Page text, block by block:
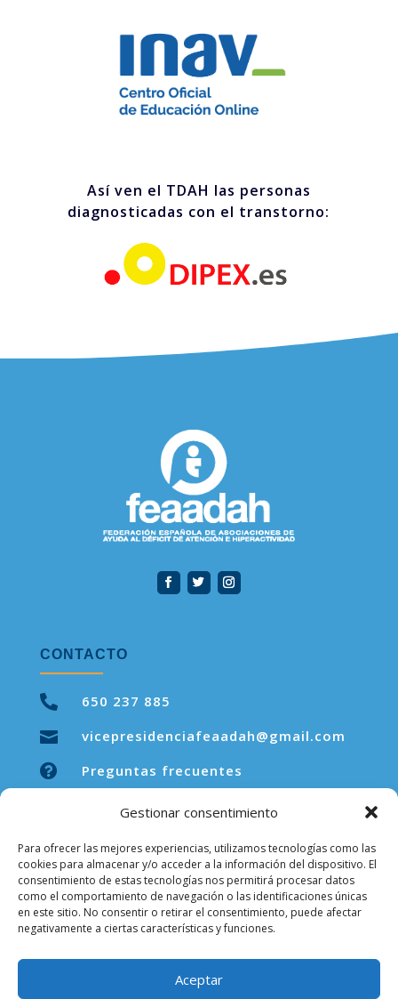
Gestionar consentimiento
Para ofrecer las mejores experiencias, utilizamos tecnologías como las
cookies para almacenar y/o acceder a la información del dispositivo. El
consentimiento de estas tecnologías nos permitirá procesar datos
como el comportamiento de navegación o las identificaciones únicas
en este sitio. No consentir o retirar el consentimiento, puede afectar
negativamente a ciertas características y funciones.
Aceptar
Así ven el TDAH las personas
diagnosticadas con el transtorno:
CONTACTO

650 237 885

vicepresidenciafeaadah@gmail.com
 Preguntas frecuentes
LEGAL
Aviso legal
Política de privacidad